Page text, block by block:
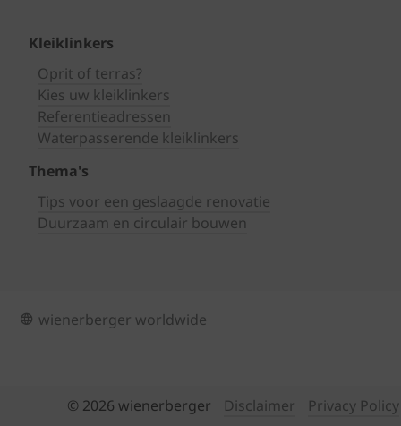
Kleiklinkers
Oprit of terras?
Kies uw kleiklinkers
Referentieadressen
Waterpasserende kleiklinkers
Thema's
Tips voor een geslaagde renovatie
Duurzaam en circulair bouwen
wienerberger worldwide
© 2026 wienerberger Disclaimer Privacy Policy